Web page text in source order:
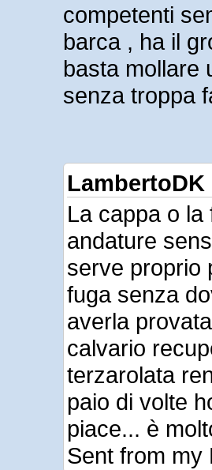
competenti
barca , ha il
basta mollare
senza troppa
La cappa o
andature
serve proprio
fuga senza
averla
calvario
terzarolata
paio di volte
piace... è
Sent from my